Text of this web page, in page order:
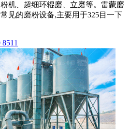
机、超细环辊磨、立磨等。雷蒙磨
见的磨粉设备,主要用于325目一下